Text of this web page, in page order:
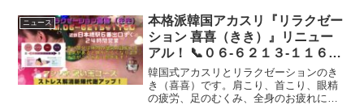
生活#おつまみ #asmr #料理...
ニュース
本格派韓国アカスリ『リラクゼー
ション 喜喜（きき）』リニュー
アル！ 📞０６-６２１３-１１６０
大阪市中央区日本橋1-5 レディ
ースアローズ１F 近鉄日本橋駅6
番出口すぐ #吸い玉 #カッピン
韓国式アカスリとリラクゼーションのき
き（喜喜）です。肩こり、首こり、眼精
の疲労、足のむくみ、全身のお疲れに！